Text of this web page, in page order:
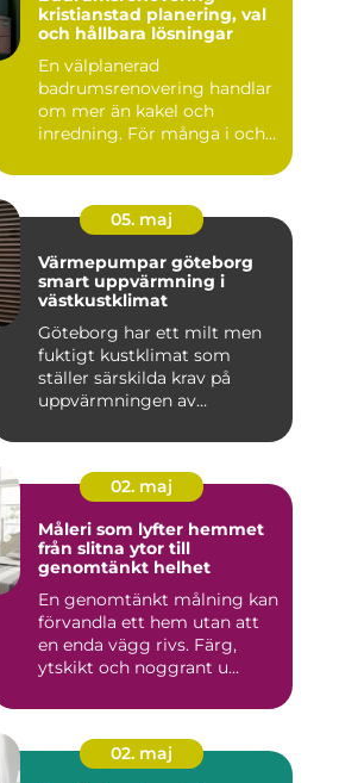
kristianstad planering, val
och hållbara lösningar
En välplanerad
badrumsrenovering handlar
om mer än kakel och
inredning. För många i och
05. maj
Värmepumpar göteborg
smart uppvärmning i
västkustklimat
Göteborg har ett milt men
fuktigt kustklimat som
ställer särskilda krav på
uppvärmningen av
02. maj
Måleri som lyfter hemmet
från slitna ytor till
genomtänkt helhet
En genomtänkt målning kan
förvandla ett hem utan att
en enda vägg rivs. Färg,
ytskikt och noggrant u...
02. maj